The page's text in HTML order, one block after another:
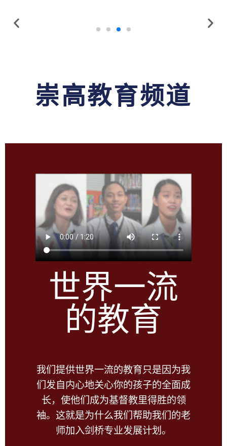
崇高教育频道
世界一流
的教育
我们提供世界一流的教育只是因为我
们发自内心地关心你的孩子的全面成
长，使他们成为基督教里得胜的领
袖。这就是为什么我们帮助我们的老
师加入剑桥专业发展计划。